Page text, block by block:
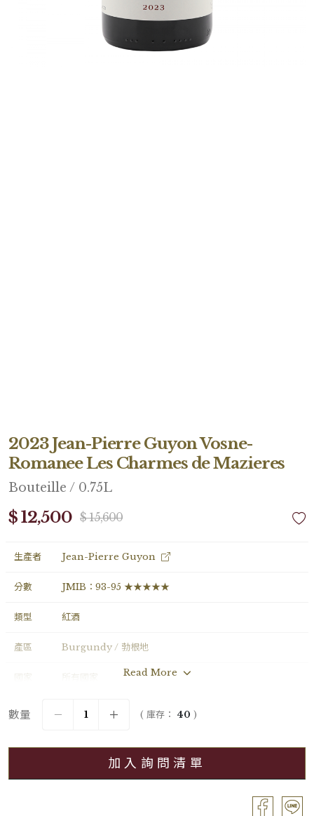
2023 Jean-Pierre Guyon Vosne-
Romanee Les Charmes de Mazieres
Bouteille / 0.75L
$ 12,500 $ 15,600
生產者 Jean-Pierre Guyon
分數 JMIB：93-95 ★★★★★
類型 紅酒
產區 Burgundy / 勃根地
國家 所有國家
年份
Village / 村莊級
Read More
數量 ( 庫存： 40 )
加入詢問清單